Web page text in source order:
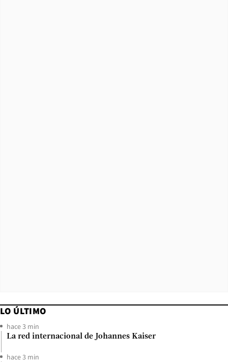
LO ÚLTIMO
hace 3 min
La red internacional de Johannes Kaiser
hace 3 min